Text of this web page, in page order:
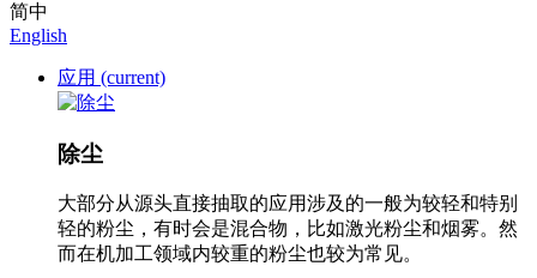
简中
English
应用 (current)
除尘
大部分从源头直接抽取的应用涉及的一般为较轻和特别
轻的粉尘，有时会是混合物，比如激光粉尘和烟雾。然
而在机加工领域内较重的粉尘也较为常见。